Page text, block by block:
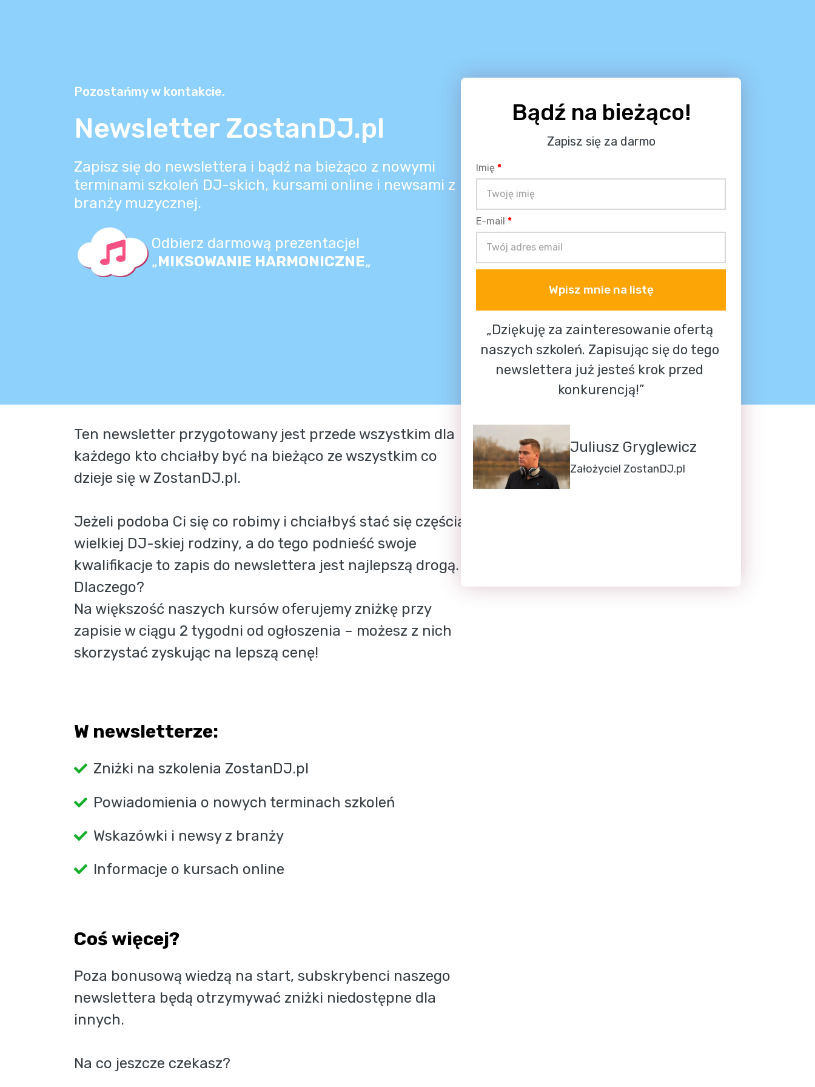
Pozostańmy w kontakcie.
Newsletter ZostanDJ.pl
Zapisz się do newslettera i bądź na bieżąco z nowymi
terminami szkoleń DJ-skich, kursami online i newsami z
branży muzycznej.
Odbierz darmową prezentacje!
„MIKSOWANIE HARMONICZNE„
Bądź na bieżąco!
Zapisz się za darmo
Imię *
E-mail *
Wpisz mnie na listę
„Dziękuję za zainteresowanie ofertą
naszych szkoleń. Zapisując się do tego
newslettera już jesteś krok przed
konkurencją!”
Juliusz Gryglewicz
Założyciel ZostanDJ.pl
Ten newsletter przygotowany jest przede wszystkim dla
każdego kto chciałby być na bieżąco ze wszystkim co
dzieje się w ZostanDJ.pl.
Jeżeli podoba Ci się co robimy i chciałbyś stać się częścią
wielkiej DJ-skiej rodziny, a do tego podnieść swoje
kwalifikacje to zapis do newslettera jest najlepszą drogą.
Dlaczego?
Na większość naszych kursów oferujemy zniżkę przy
zapisie w ciągu 2 tygodni od ogłoszenia – możesz z nich
skorzystać zyskując na lepszą cenę!
W newsletterze:
Zniżki na szkolenia ZostanDJ.pl
Powiadomienia o nowych terminach szkoleń
Wskazówki i newsy z branży
Informacje o kursach online
Coś więcej?
Poza bonusową wiedzą na start, subskrybenci naszego
newslettera będą otrzymywać zniżki niedostępne dla
innych.
Na co jeszcze czekasz?